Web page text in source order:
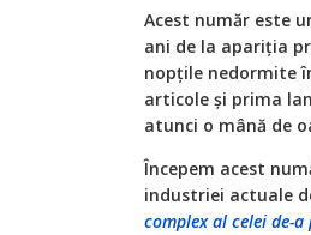
Acest număr este
ani de la apariția
nopțile nedormite
articole și prima
atunci o mână de
Începem acest
industriei actuale
complex al celei de-